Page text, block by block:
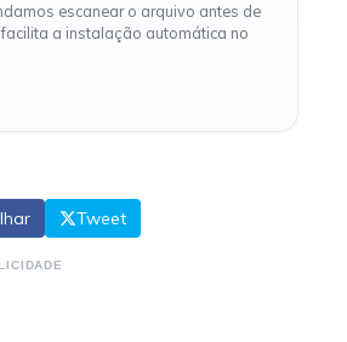
escanear o arquivo antes de
facilita a instalação automática no
Tweet